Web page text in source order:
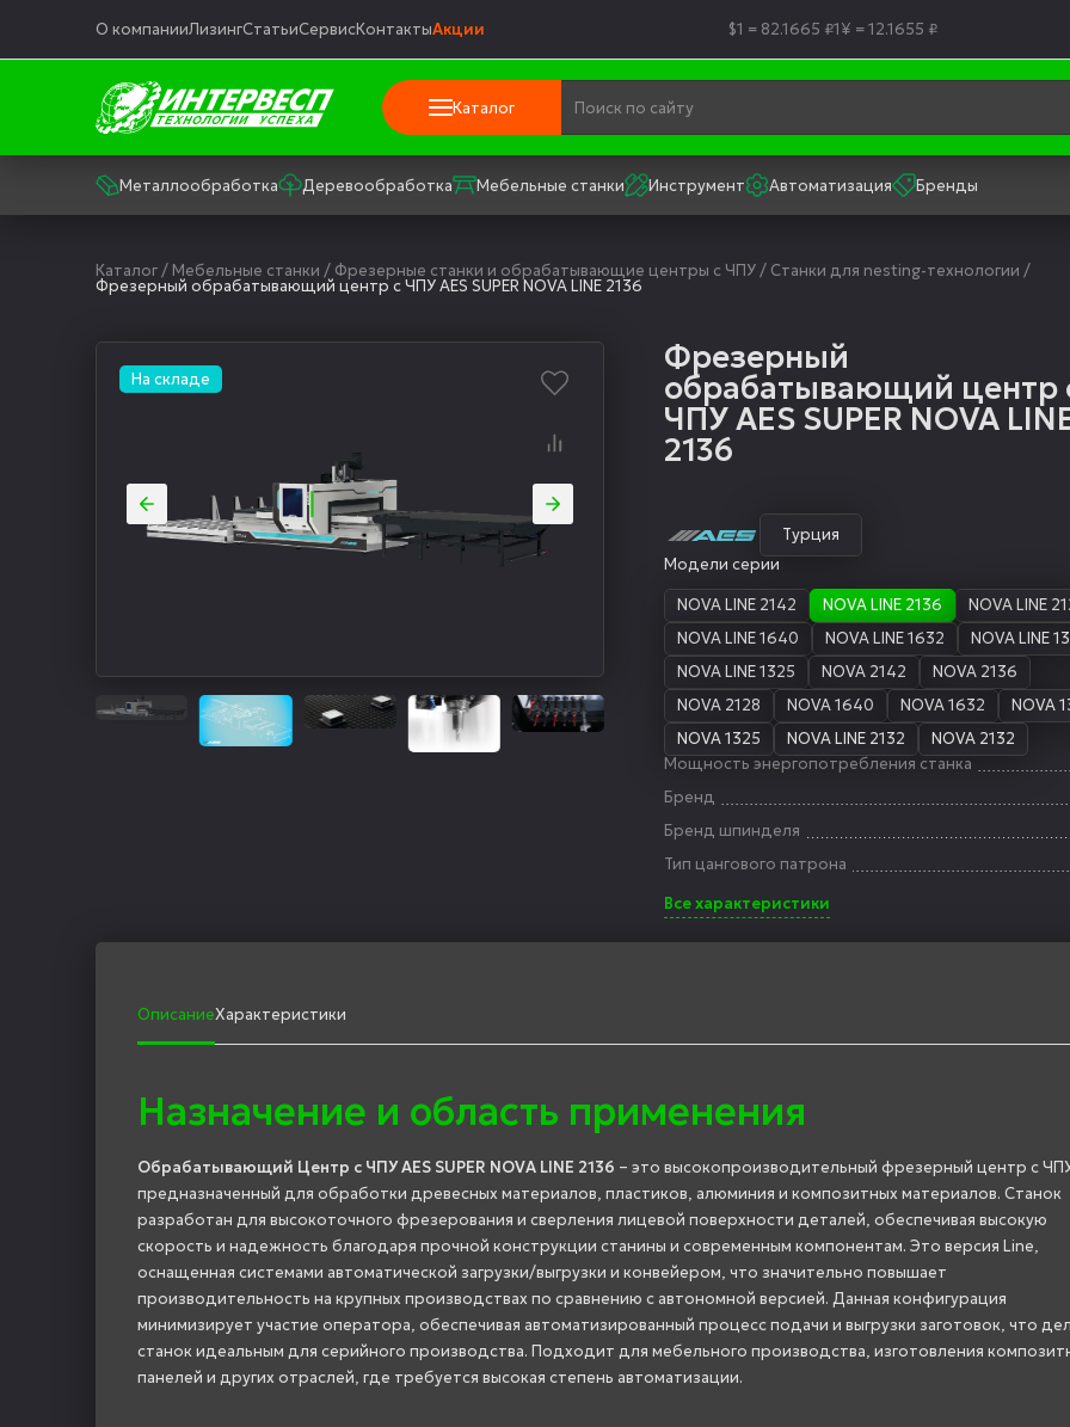
О компанииЛизингСтатьиСервисКонтактыАкции $1 = 82.1665 ₽1¥ = 12.1655 ₽
Каталог
Металлообработка Деревообработка Мебельные станки Инструмент Автоматизация Бренды
Каталог/ Мебельные станки / Фрезерные станки и обрабатывающие центры с ЧПУ/ Станки для nesting-технологии /
Фрезерный обрабатывающий центр с ЧПУ AES SUPER NOVA LINE 2136
На складе
Фрезерный
обрабатывающий центр
ЧПУ AES SUPER NOVA
2136
Турция
Модели серии
NOVA LINE 2142
NOVA LINE 2136
NOVA LINE
NOVA LINE 1640
NOVA LINE 1632
NOVA LINE
NOVA LINE 1325
NOVA 2142
NOVA 2136
NOVA 2128
NOVA 1640 NOVA 1632
NOVA
NOVA 1325
NOVA LINE 2132
NOVA 2132
Мощность энергопотребления станка
Бренд
Бренд шпинделя
Тип цангового патрона
Все характеристики
ОписаниеХарактеристики
Назначение и область применения
Обрабатывающий Центр с ЧПУ AES SUPER NOVA LINE 2136 – это высокопроизводительный фрезерный центр с
предназначенный для обработки древесных материалов, пластиков, алюминия и композитных материалов. Станок
разработан для высокоточного фрезерования и сверления лицевой поверхности деталей, обеспечивая высокую
скорость и надежность благодаря прочной конструкции станины и современным компонентам. Это версия Line,
оснащенная системами автоматической загрузки/выгрузки и конвейером, что значительно повышает
производительность на крупных производствах по сравнению с автономной версией. Данная конфигурация
минимизирует участие оператора, обеспечивая автоматизированный процесс подачи и выгрузки заготовок, что
станок идеальным для серийного производства. Подходит для мебельного производства, изготовления
панелей и других отраслей, где требуется высокая степень автоматизации.